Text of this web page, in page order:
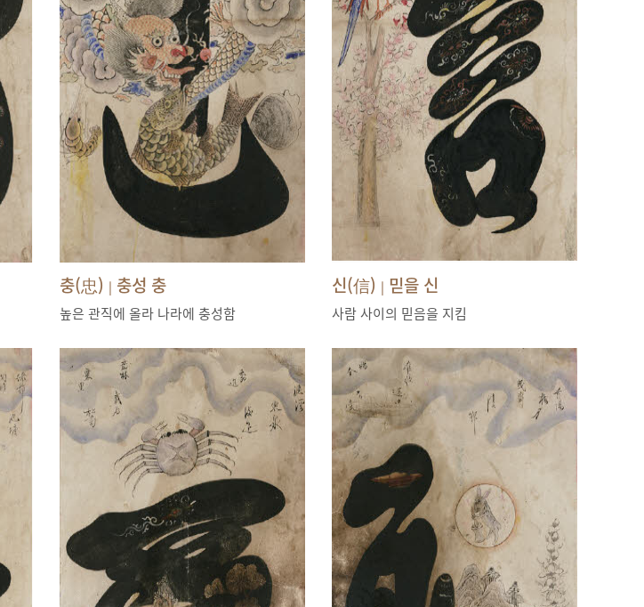
충(忠) | 충성 충
높은 관직에 올라 나라에 충성함
신(信) | 믿을 신
사람 사이의 믿음을 지킴